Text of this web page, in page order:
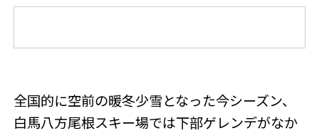
全国的に空前の暖冬少雪となった今シーズン、
白馬八方尾根スキー場では下部ゲレンデがなか